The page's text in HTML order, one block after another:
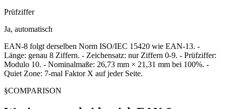
Prüfziffer
Ja, automatisch
EAN-8 folgt derselben Norm ISO/IEC 15420 wie EAN-13. -
Länge: genau 8 Ziffern. - Zeichensatz: nur Ziffern 0-9. - Prüfziffer:
Modulo 10. - Nominalmaße: 26,73 mm × 21,31 mm bei 100%. -
Quiet Zone: 7-mal Faktor X auf jeder Seite.
§COMPARISON